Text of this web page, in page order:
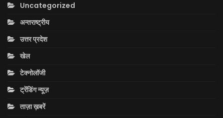
Uncategorized
अन्तराष्ट्रीय
उत्तर प्रदेश
खेल
टेक्नोलॉजी
ट्रेंडिंग न्यूज़
ताज़ा ख़बरें